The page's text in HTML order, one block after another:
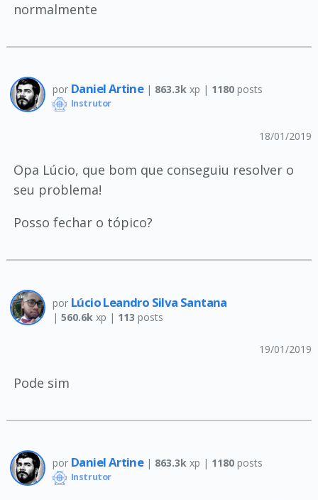
normalmente
por Daniel Artine | 863.3k xp | 1180posts
Instrutor
18/01/2019
Opa Lúcio, que bom que conseguiu resolver o
seu problema!
Posso fechar o tópico?
por Lúcio Leandro Silva Santana
| 560.6kxp | 113 posts
19/01/2019
Pode sim
por Daniel Artine | 863.3k xp | 1180posts
Instrutor